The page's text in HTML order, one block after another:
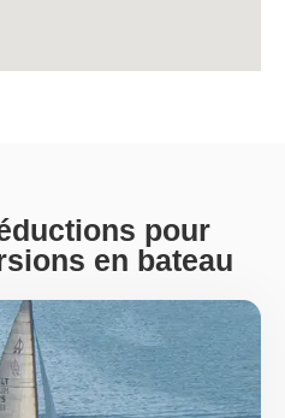
pour
en bateau